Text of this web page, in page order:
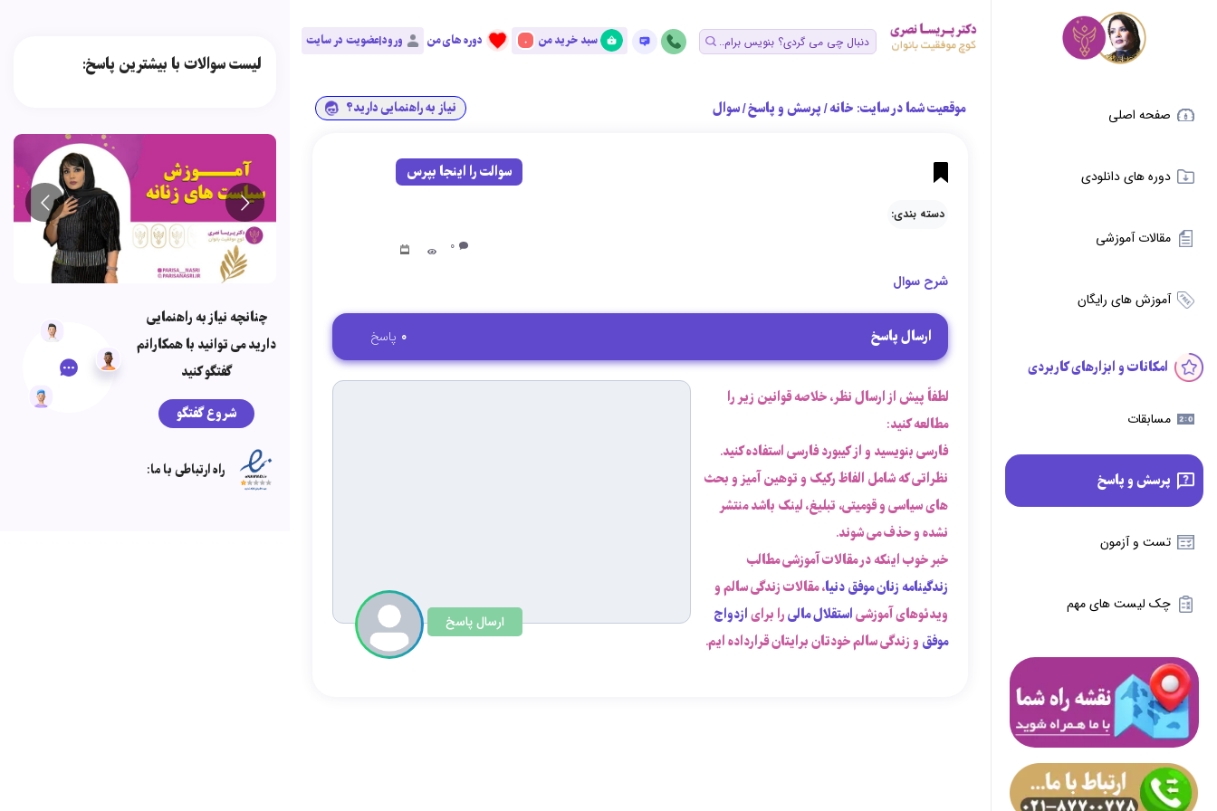
صفحه اصلی
دوره های دانلودی
مقالات آموزشی
آموزش های رایگان
امکانات و ابزارهای کاربردی
مسابقات
پرسش و پاسخ
تست و آزمون
چک لیست های مهم
سبد خرید من 0 دوره های من ورود|عضویت در سایت
موقعیت شما در سایت: خانه/پرسش و پاسخ/سوال نیاز به راهنمایی دارید؟
سوالت را اینجا بپرس
دسته بندی:
0
شرح سوال
ارسال پاسخ 0 پاسخ
لطفاً پیش از ارسال نظر، خلاصه قوانین زیر را
مطالعه کنید:
فارسی بنویسید و از کیبورد فارسی استفاده کنید.
نظراتی که شامل الفاظ رکیک و توهین آمیز و بحث
های سیاسی و قومیتی، تبلیغ، لینک باشد منتشر
نشده و حذف می شوند.
خبر خوب اینکه در مقالات آموزشی مطالب
زندگینامه زنان موفق دنیا، مقالات زندگی سالم و
ویدئوهای آموزشیاستقلال مالیرا برایازدواج
موفق و زندگی سالم خودتان برایتان قرارداده ایم.
ارسال پاسخ
لیست سوالات با بیشترین پاسخ:
چنانچه نیاز به راهنمایی
دارید می توانید با همکارانم
گفتگو کنید
شروع گفتگو
راه ارتباطی با ما: